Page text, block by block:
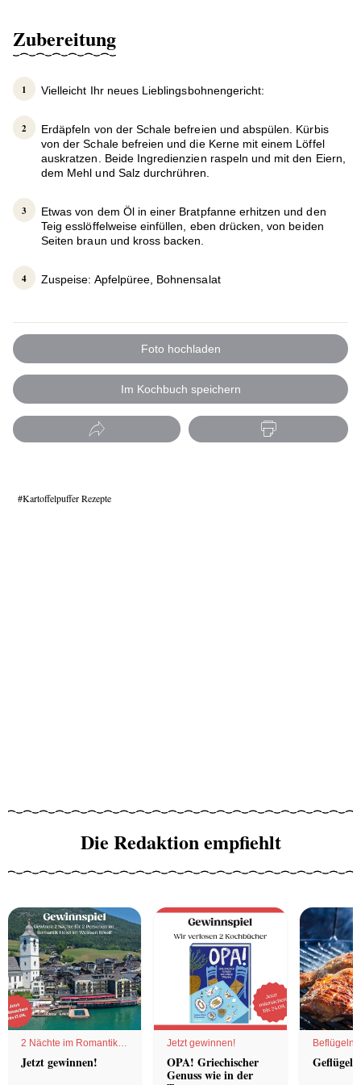
Zubereitung
Vielleicht Ihr neues Lieblingsbohnengericht:
Erdäpfeln von der Schale befreien und abspülen. Kürbis
von der Schale befreien und die Kerne mit einem Löffel
auskratzen. Beide Ingredienzien raspeln und mit den Eiern,
dem Mehl und Salz durchrühren.
Etwas von dem Öl in einer Bratpfanne erhitzen und den
Teig esslöffelweise einfüllen, eben drücken, von beiden
Seiten braun und kross backen.
Zuspeise: Apfelpüree, Bohnensalat
Foto hochladen
Im Kochbuch speichern
Kartoffelpuffer Rezepte
Die Redaktion empfiehlt
2 Nächte im Romantik
Hotel
Jetzt gewinnen!
Jetzt gewinnen!
OPA! Griechischer
Genuss wie in der
Geflügel